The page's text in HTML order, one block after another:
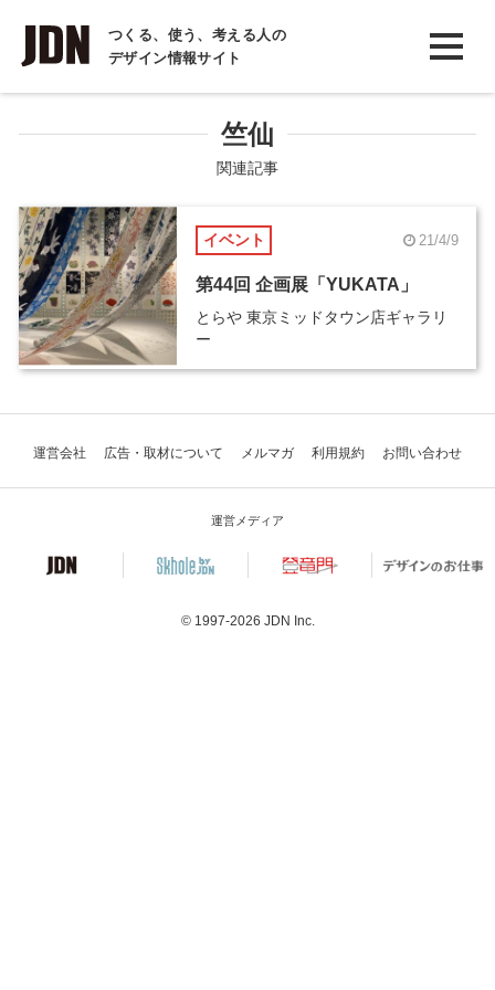
つくる、使う、考える人の
デザイン情報サイト
INTERVIEW
インタビュー
COLUMN
コラム
竺仙
関連記事
イベント 21/4/9
第44回 企画展「YUKATA」
とらや 東京ミッドタウン店ギャラリ
ー
運営会社 広告・取材について メルマガ 利用規約 お問い合わせ
運営メディア
© 1997-2026 JDN Inc.